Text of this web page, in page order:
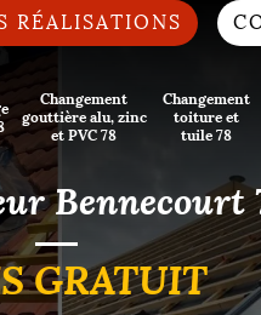
RÉALISATIONS
Changement
gouttière alu, zinc
et PVC 78
Changement
toiture et
tuile 78
Bennecourt
GRATUIT